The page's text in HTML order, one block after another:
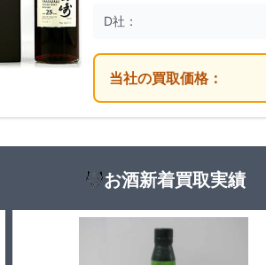
D社：
当社の買取価格：
お酒新着買取実績